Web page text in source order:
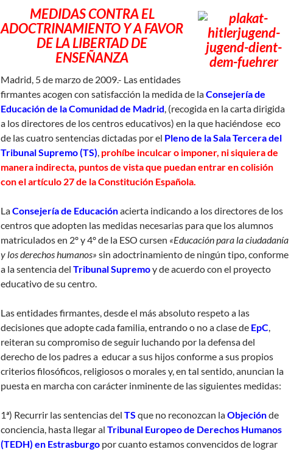
MEDIDAS CONTRA EL
ADOCTRINAMIENTO Y A FAVOR
DE LA LIBERTAD DE
ENSEÑANZA
Madrid, 5 de marzo de 2009.- Las entidades
firmantes acogen con satisfacción la medida de laConsejería de
Educación de la Comunidad de Madrid, (recogida en la carta dirigida
a los directores de los centros educativos) en la que haciéndose eco
de las cuatro sentencias dictadas por el Pleno de la Sala Tercera del
Tribunal Supremo (TS), prohíbe inculcar o imponer, ni siquiera de
manera indirecta, puntos de vista que puedan entrar en colisión
con el artículo 27 de la Constitución Española.
LaConsejería de Educaciónacierta indicando a los directores de los
centros que adopten las medidas necesarias para que los alumnos
matriculados en 2º y 4º de la ESO cursen «Educación para la ciudadanía
y los derechos humanos» sin adoctrinamiento de ningún tipo, conforme
a la sentencia del Tribunal Supremoy de acuerdo con el proyecto
educativo de su centro.
Las entidades firmantes, desde el más absoluto respeto a las
decisiones que adopte cada familia, entrando o no a clase de EpC,
reiteran su compromiso de seguir luchando por la defensa del
derecho de los padres a educar a sus hijos conforme a sus propios
criterios filosóficos, religiosos o morales y, en tal sentido, anuncian la
puesta en marcha con carácter inminente de las siguientes medidas:
1ª) Recurrir las sentencias del TS que no reconozcan laObjeciónde
conciencia, hasta llegar al Tribunal Europeo de Derechos Humanos
(TEDH) en Estrasburgo por cuanto estamos convencidos de lograr